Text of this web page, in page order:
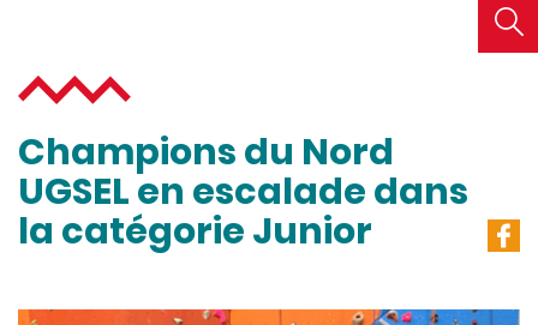
Champions du Nord
UGSEL en escalade dans
la catégorie Junior